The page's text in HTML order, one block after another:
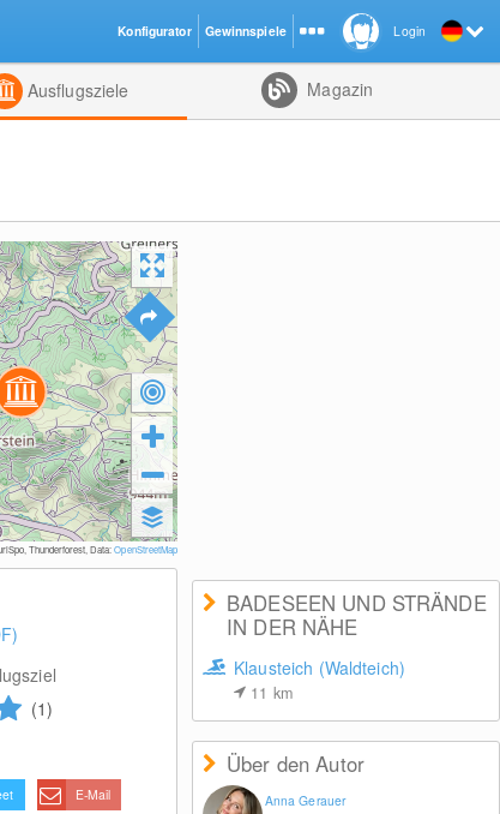
Ausflugsziele Magazin
Thunderforest, Data:OpenStreetMap
BADESEEN UND STRÄNDE
IN DER NÄHE
Klausteich (Waldteich)
11 km
Über den Autor
Anna Gerauer
(1)
E-Mail
Login
Konfigurator Gewinnspiele